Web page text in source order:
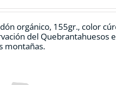
orgánico, 155gr., color
del Quebrantahuesos
montañas.